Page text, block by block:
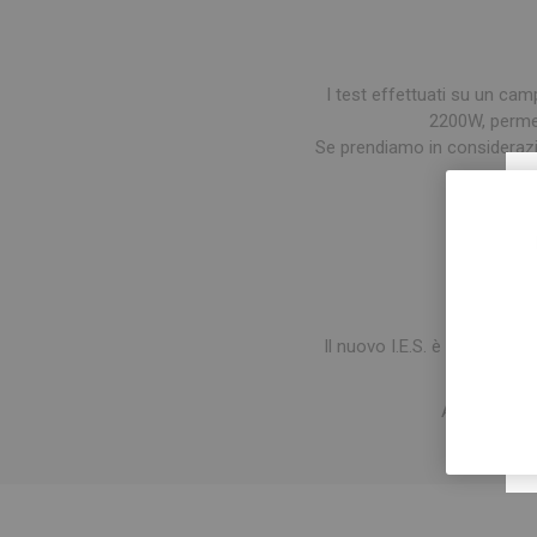
I test effettuati su un
2200W,
Se prendiamo in
Il
Il nuovo I.E.S. è dotato di
Andate a